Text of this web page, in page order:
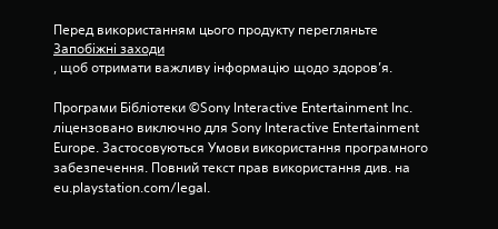
0
0
Перед використанням цього продукту перегляньте
Запобіжні заходи
, щоб отримати важливу інформацію щодо здоров’я.
Програми Бібліотеки ©Sony Interactive Entertainment Inc.
ліцензовано виключно для Sony Interactive Entertainment
Europe. Застосовуються Умови використання програмного
забезпечення. Повний текст прав використання див. на
eu.playstation.com/legal.